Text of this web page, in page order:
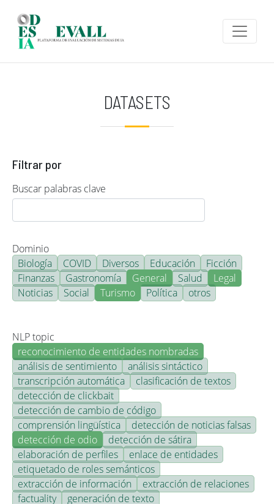
DATASETS
Filtrar por
Buscar palabras clave
Dominio
Biología
COVID Diversos Educación
Ficción
Finanzas
Gastronomía General Salud
Legal
Noticias
Social Turismo Política otros
NLP topic
reconocimiento de entidades nombradas
análisis de sentimiento
análisis sintáctico
transcripción automática
clasificación de textos
detección de clickbait
detección de cambio de código
comprensión lingüística
detección de noticias falsas
detección de odio
detección de sátira
elaboración de perfiles
enlace de entidades
etiquetado de roles semánticos
extracción de información
extracción de relaciones
factuality
generación de texto